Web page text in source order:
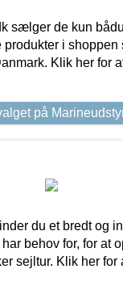
sælger de kun
produkter i shoppen
Klik her for
på
du et bredt og
behov for, for at
sejltur. Klik her for